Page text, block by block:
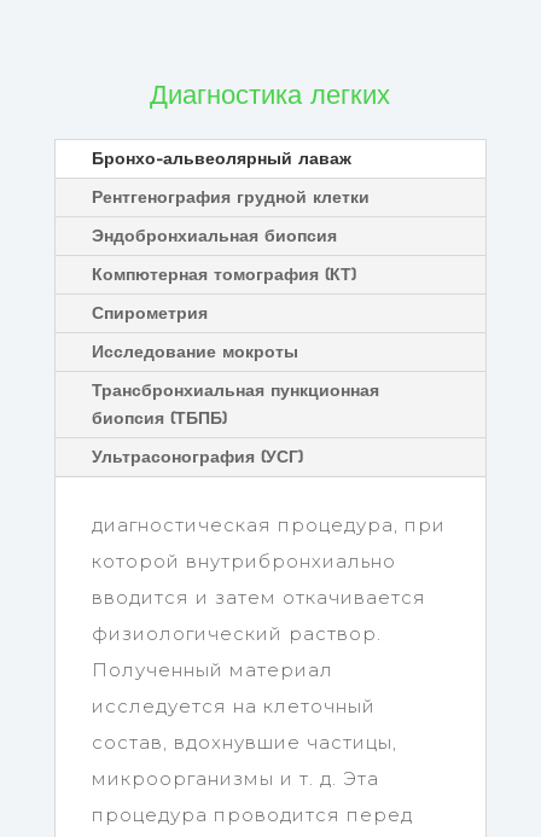
Диагностика легких
Бронхо-альвеолярный лаваж
Рентгенография грудной клетки
Эндобронхиальная биопсия
Компютерная томография (КТ)
Спирометрия
Исследование мокроты
Трансбронхиальная пункционная
биопсия (ТБПБ)
Ультрасонография (УСГ)
диагностическая процедура, при
которой внутрибронхиально
вводится и затем откачивается
физиологический раствор.
Полученный материал
исследуется на клеточный
состав, вдохнувшие частицы,
микроорганизмы и т. д. Эта
процедура проводится перед